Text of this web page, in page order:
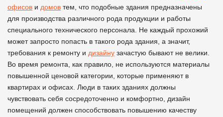
офисов и домов тем, что подобные здания предназначены
для производства различного рода продукции и работы
специального технического персонала. Не каждый прохожий
может запросто попасть в такого рода здания, а значит,
требования к ремонту и дизайну зачастую бывают не велики.
Во время ремонта, как правило, не используются материалы
повышенной ценовой категории, которые применяют в
квартирах и офисах. Люди в таких зданиях должны
чувствовать себя сосредоточенно и комфортно, дизайн
помещений должен способствовать повышению качеству